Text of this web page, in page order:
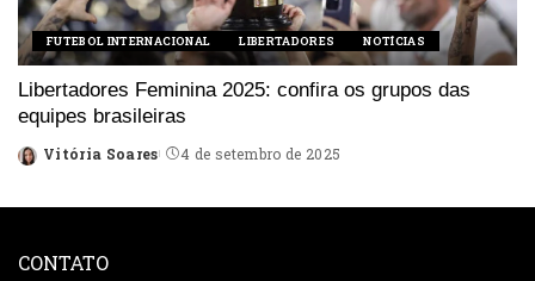
FUTEBOL INTERNACIONAL LIBERTADORES NOTÍCIAS
Libertadores Feminina 2025: confira os grupos das
equipes brasileiras
Posted
Vitória Soares 4 de setembro de 2025
CONTATO